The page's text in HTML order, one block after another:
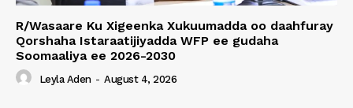
R/Wasaare Ku Xigeenka Xukuumadda oo daahfuray
Qorshaha Istaraatijiyadda WFP ee gudaha
Soomaaliya ee 2026-2030
Leyla Aden - August 4, 2026